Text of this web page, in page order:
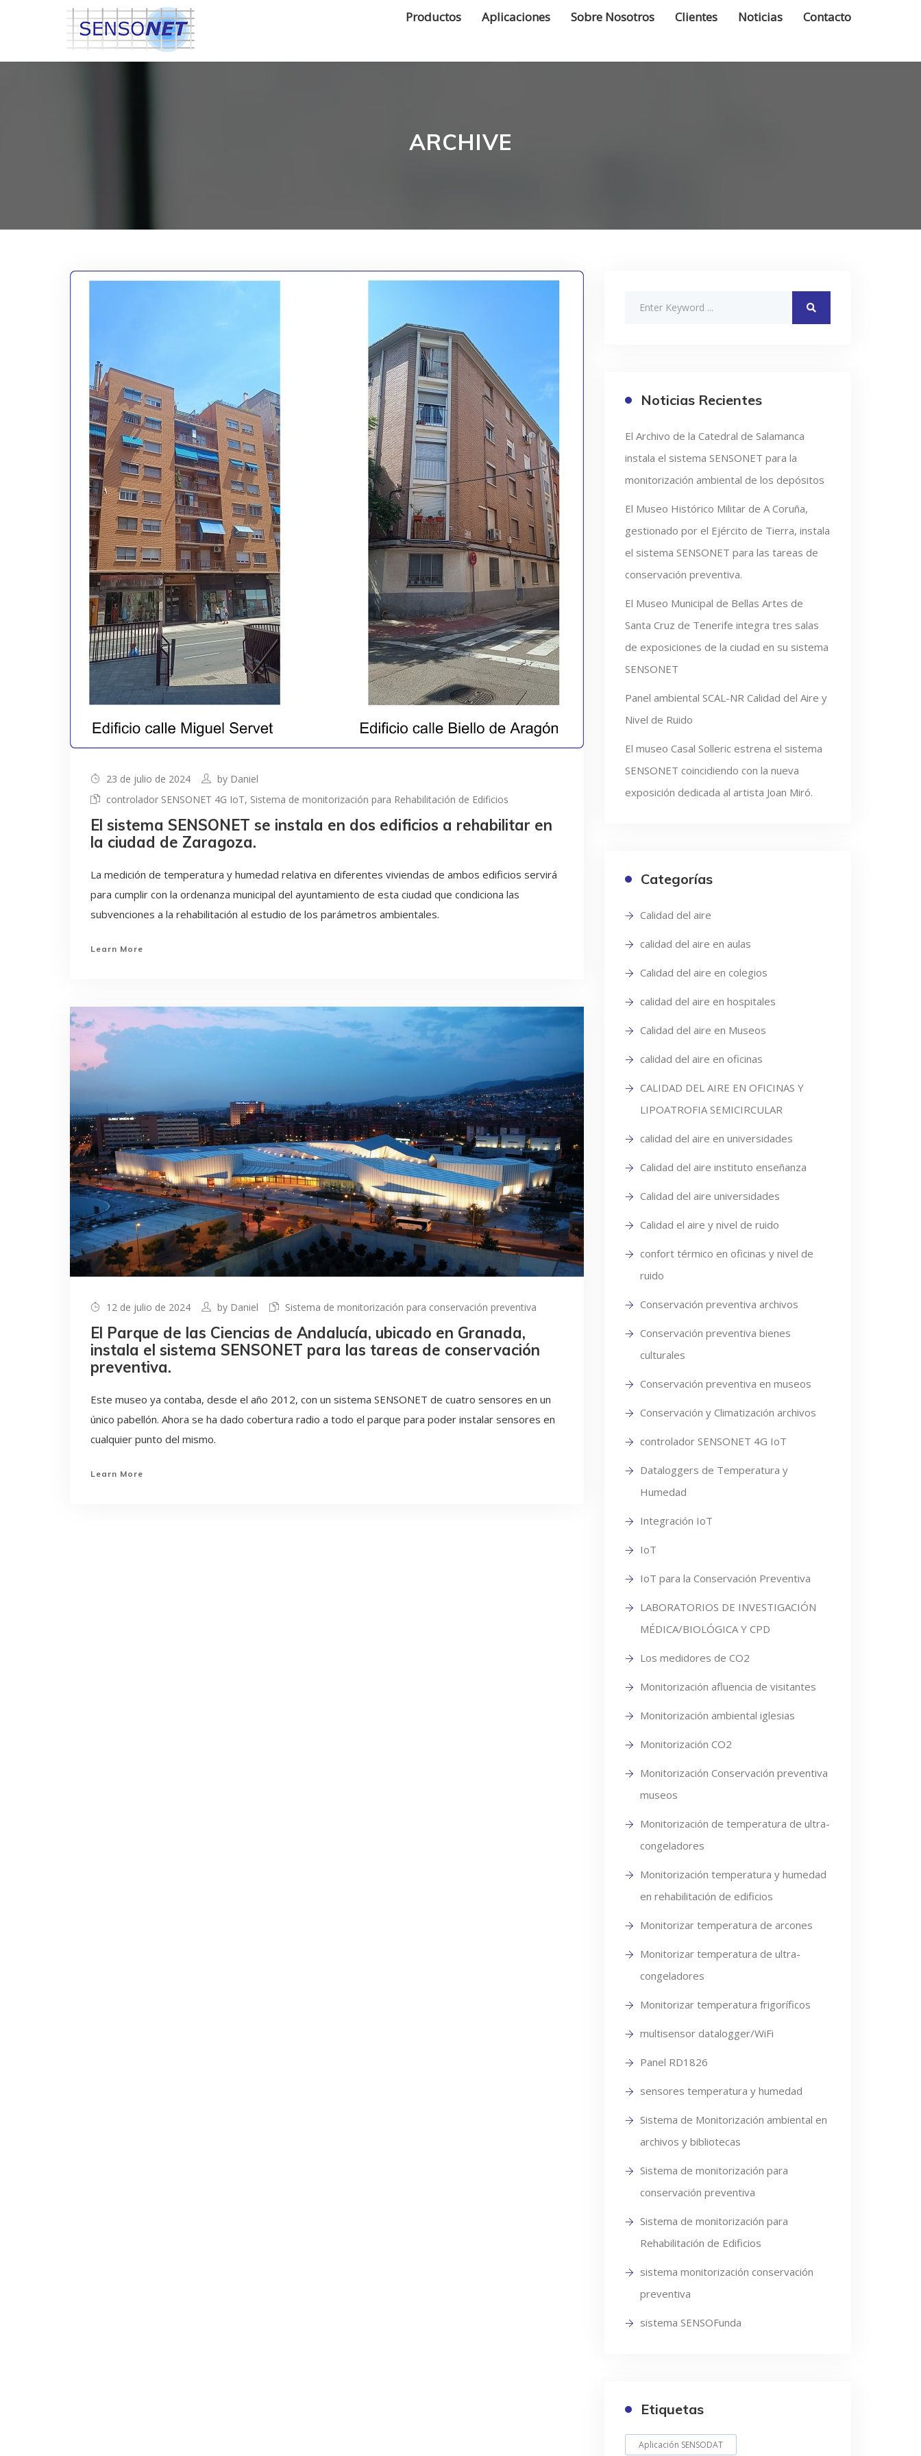
Productos Aplicaciones Sobre Nosotros Clientes Noticias Contacto
ARCHIVE
23 de julio de 2024 by Daniel
controlador SENSONET 4G IoT, Sistema de monitorización para Rehabilitación de Edificios
El sistema SENSONET se instala en dos edificios a rehabilitar en
la ciudad de Zaragoza.
La medición de temperatura y humedad relativa en diferentes viviendas de ambos edificios servirá
para cumplir con la ordenanza municipal del ayuntamiento de esta ciudad que condiciona las
subvenciones a la rehabilitación al estudio de los parámetros ambientales.
Learn More
12 de julio de 2024 by Daniel Sistema de monitorización para conservación preventiva
El Parque de las Ciencias de Andalucía, ubicado en Granada,
instala el sistema SENSONET para las tareas de conservación
preventiva.
Este museo ya contaba, desde el año 2012, con un sistema SENSONET de cuatro sensores en un
único pabellón. Ahora se ha dado cobertura radio a todo el parque para poder instalar sensores en
cualquier punto del mismo.
Learn More
Noticias Recientes
El Archivo de la Catedral de Salamanca
instala el sistema SENSONET para la
monitorización ambiental de los depósitos
El Museo Histórico Militar de A Coruña,
gestionado por el Ejército de Tierra, instala
el sistema SENSONET para las tareas de
conservación preventiva.
El Museo Municipal de Bellas Artes de
Santa Cruz de Tenerife integra tres salas
de exposiciones de la ciudad en su sistema
SENSONET
Panel ambiental SCAL-NR Calidad del Aire y
Nivel de Ruido
El museo Casal Solleric estrena el sistema
SENSONET coincidiendo con la nueva
exposición dedicada al artista Joan Miró.
Categorías
Calidad del aire
calidad del aire en aulas
Calidad del aire en colegios
calidad del aire en hospitales
Calidad del aire en Museos
calidad del aire en oficinas
CALIDAD DEL AIRE EN OFICINAS Y
LIPOATROFIA SEMICIRCULAR
calidad del aire en universidades
Calidad del aire instituto enseñanza
Calidad del aire universidades
Calidad el aire y nivel de ruido
confort térmico en oficinas y nivel de
ruido
Conservación preventiva archivos
Conservación preventiva bienes
culturales
Conservación preventiva en museos
Conservación y Climatización archivos
controlador SENSONET 4G IoT
Dataloggers de Temperatura y
Humedad
Integración IoT
IoT
IoT para la Conservación Preventiva
LABORATORIOS DE INVESTIGACIÓN
MÉDICA/BIOLÓGICA Y CPD
Los medidores de CO2
Monitorización afluencia de visitantes
Monitorización ambiental iglesias
Monitorización CO2
Monitorización Conservación preventiva
museos
Monitorización de temperatura de ultra-
congeladores
Monitorización temperatura y humedad
en rehabilitación de edificios
Monitorizar temperatura de arcones
Monitorizar temperatura de ultra-
congeladores
Monitorizar temperatura frigoríficos
multisensor datalogger/WiFi
Panel RD1826
sensores temperatura y humedad
Sistema de Monitorización ambiental en
archivos y bibliotecas
Sistema de monitorización para
conservación preventiva
Sistema de monitorización para
Rehabilitación de Edificios
sistema monitorización conservación
preventiva
sistema SENSOFunda
Etiquetas
Aplicación SENSODAT